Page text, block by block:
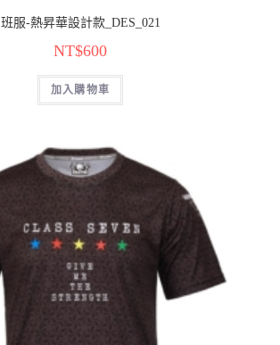
班服-熱昇華設計款_DES_021
NT$600
加入購物車